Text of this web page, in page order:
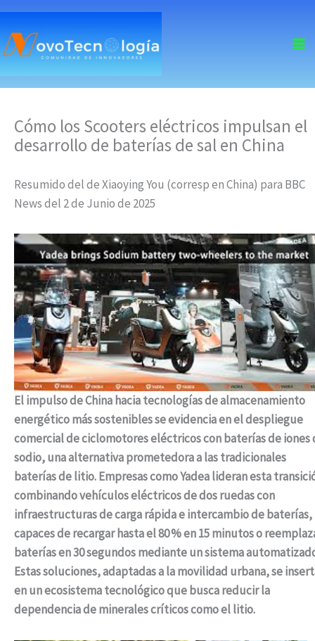
skip
content
Cómo los Scooters eléctricos impulsan el
desarrollo de baterías de sal en China
Resumido del de Xiaoying You (corresp en China) para BBC
News del 2 de Junio de 2025
El impulso de China hacia tecnologías de almacenamiento
energético más sostenibles se evidencia en el despliegue
comercial de ciclomotores eléctricos con baterías de iones
sodio, una alternativa prometedora a las tradicionales
baterías de litio. Empresas como Yadea lideran esta
combinando vehículos eléctricos de dos ruedas con
infraestructuras de carga rápida e intercambio de baterías,
capaces de recargar hasta el 80 % en 15 minutos o
baterías en 30 segundos mediante un sistema
Estas soluciones, adaptadas a la movilidad urbana, se
en un ecosistema tecnológico que busca reducir la
dependencia de minerales críticos como el litio.